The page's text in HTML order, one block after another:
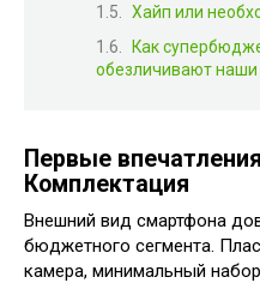
Хайп или
Как
обезличивают
Первые
Комплектация
Внешний вид смартфона
бюджетного сегмента.
камера, минимальный